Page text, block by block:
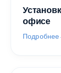
офисе
Подробнее